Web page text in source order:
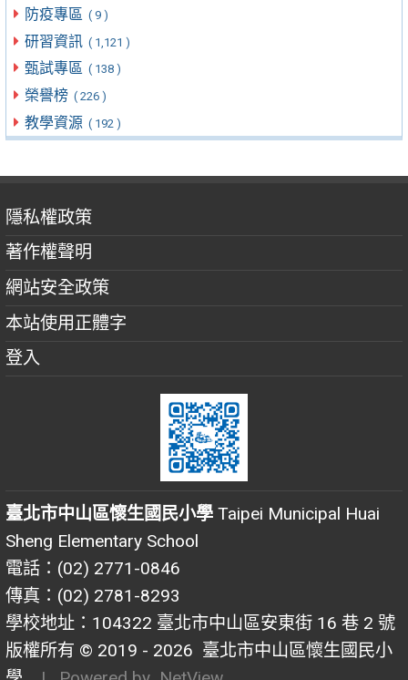
防疫專區 ( 9 )
研習資訊 ( 1,121 )
甄試專區 ( 138 )
榮譽榜 ( 226 )
教學資源 ( 192 )
隱私權政策
著作權聲明
網站安全政策
本站使用正體字
登入
臺北市中山區懷生國民小學 Taipei Municipal Huai
Sheng Elementary School
電話：(02) 2771-0846
傳真：(02) 2781-8293
學校地址：104322 臺北市中山區安東街 16 巷 2 號
版權所有 © 2019 - 2026 臺北市中山區懷生國民小